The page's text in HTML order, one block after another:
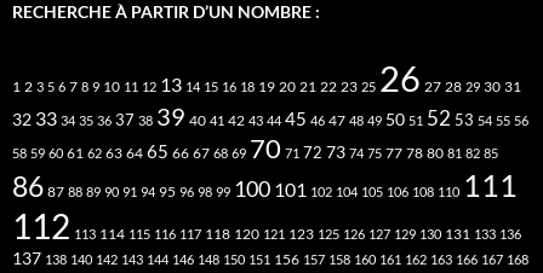
RECHERCHE À PARTIR D’UN NOMBRE :
1 2 3 5 6 7 8 9 10 11 12 13 14 15 16 18 19 20 21 22 23 25 26 27 28 29 30 31
32 33 34 35 36 37 38 39 40 41 42 43 44 45 46 47 48 49 50 51 52 53 54 55 56
58 59 60 61 62 63 64 65 66 67 68 69 70 71 72 73 74 75 77 78 80 81 82 85
86 87 88 89 90 91 94 95 96 98 99 100 101 102 104 105 106 108 110 111
112 113 114 115 116 117 118 120 121 123 125 126 127 129 130 131 133 136
137 138 140 142 143 144 146 148 150 151 156 157 158 160 161 162 163 166 167 168